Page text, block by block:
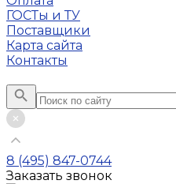
ГОСТы и ТУ
Поставщики
Карта сайта
Контакты
8 (495) 847-0744
Заказать звонок